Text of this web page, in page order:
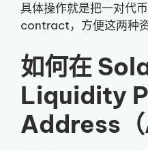
具体操作就是把一对代
contract，方便这两种资
如何在
Liquidity
Address（